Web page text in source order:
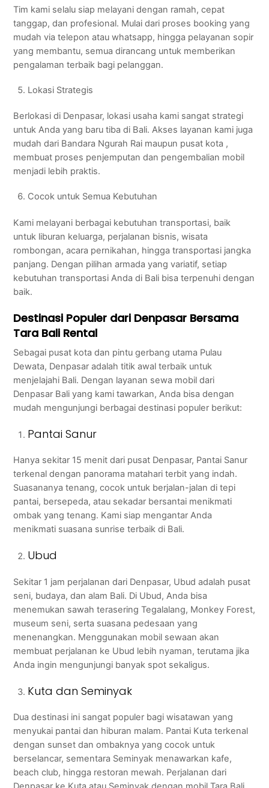
Tim kami selalu siap melayani dengan ramah, cepat
tanggap, dan profesional. Mulai dari proses booking yang
mudah via telepon atau whatsapp, hingga pelayanan sopir
yang membantu, semua dirancang untuk memberikan
pengalaman terbaik bagi pelanggan.
Lokasi Strategis
Berlokasi di Denpasar, lokasi usaha kami sangat strategi
untuk Anda yang baru tiba di Bali. Akses layanan kami juga
mudah dari Bandara Ngurah Rai maupun pusat kota ,
membuat proses penjemputan dan pengembalian mobil
menjadi lebih praktis.
Cocok untuk Semua Kebutuhan
Kami melayani berbagai kebutuhan transportasi, baik
untuk liburan keluarga, perjalanan bisnis, wisata
rombongan, acara pernikahan, hingga transportasi jangka
panjang. Dengan pilihan armada yang variatif, setiap
kebutuhan transportasi Anda di Bali bisa terpenuhi dengan
baik.
Destinasi Populer dari Denpasar Bersama
Tara Bali Rental
Sebagai pusat kota dan pintu gerbang utama Pulau
Dewata, Denpasar adalah titik awal terbaik untuk
menjelajahi Bali. Dengan layanan sewa mobil dari
Denpasar Bali yang kami tawarkan, Anda bisa dengan
mudah mengunjungi berbagai destinasi populer berikut:
Pantai Sanur
Hanya sekitar 15 menit dari pusat Denpasar, Pantai Sanur
terkenal dengan panorama matahari terbit yang indah.
Suasananya tenang, cocok untuk berjalan-jalan di tepi
pantai, bersepeda, atau sekadar bersantai menikmati
ombak yang tenang. Kami siap mengantar Anda
menikmati suasana sunrise terbaik di Bali.
Ubud
Sekitar 1 jam perjalanan dari Denpasar, Ubud adalah pusat
seni, budaya, dan alam Bali. Di Ubud, Anda bisa
menemukan sawah terasering Tegalalang, Monkey Forest,
museum seni, serta suasana pedesaan yang
menenangkan. Menggunakan mobil sewaan akan
membuat perjalanan ke Ubud lebih nyaman, terutama jika
Anda ingin mengunjungi banyak spot sekaligus.
Kuta dan Seminyak
Dua destinasi ini sangat populer bagi wisatawan yang
menyukai pantai dan hiburan malam. Pantai Kuta terkenal
dengan sunset dan ombaknya yang cocok untuk
berselancar, sementara Seminyak menawarkan kafe,
beach club, hingga restoran mewah. Perjalanan dari